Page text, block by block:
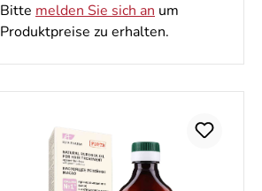
Bitte melden Sie sich an um
Produktpreise zu erhalten.